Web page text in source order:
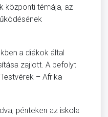
központi témája, az
a diákok által
zajlott. A befolyt
– Afrika
pénteken az iskola